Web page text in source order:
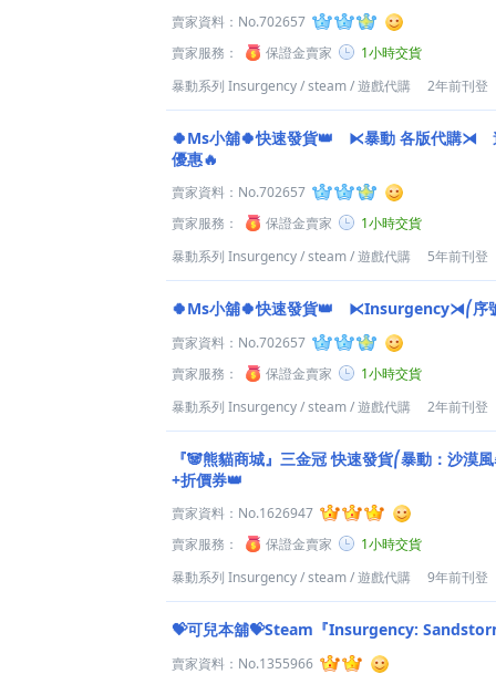
賣家資料： No.702657
賣家服務：
保證金賣家
1小時交貨
暴動系列 Insurgency/steam/遊戲代購 2年前刊登
🍀Ms小舖🍀快速發貨👑 ⧔暴動 各版代購⧕
優惠🔥
賣家資料： No.702657
賣家服務：
保證金賣家
1小時交貨
暴動系列 Insurgency/steam/遊戲代購 5年前刊登
🍀Ms小舖🍀快速發貨👑 ⧔Insurgency⧕⎛序
賣家資料： No.702657
賣家服務：
保證金賣家
1小時交貨
暴動系列 Insurgency/steam/遊戲代購 2年前刊登
『🐼熊貓商城』三金冠 快速發貨⎛暴動：沙漠
+折價券👑
賣家資料： No.1626947
賣家服務：
保證金賣家
1小時交貨
暴動系列 Insurgency/steam/遊戲代購 9年前刊登
💝可兒本舖💝Steam『Insurgency:
賣家資料： No.1355966